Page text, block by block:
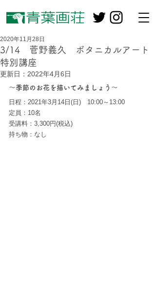
3/14 菅野義久 ボタニカルアート
特別講座
2020年11月28日
更新日： 2022年4月6日
～季節のお花を描いてみましょう～
日程：2021年3月14日(日)　10:00～13:00
定員：10名
受講料：3,300円(税込)
持ち物：なし